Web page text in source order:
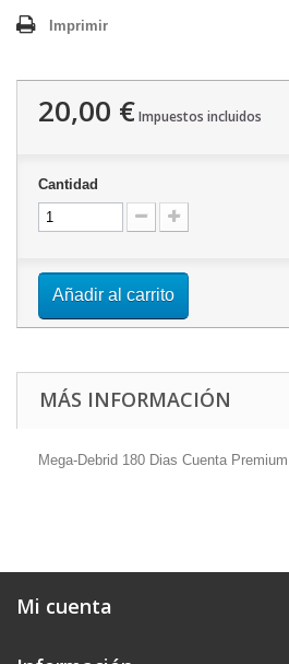
Imprimir
20,00 €Impuestos incluidos
Cantidad
Añadir al carrito
MÁS INFORMACIÓN
Mega-Debrid 180 Dias Cuenta Premium
Mi cuenta